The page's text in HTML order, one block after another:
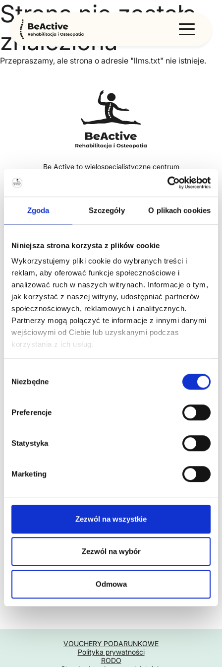
Zgoda Szczegóły O plikach cookies
Niniejsza strona korzysta z plików cookie
Wykorzystujemy pliki cookie do wybranych treści i
reklam, aby oferować funkcje społecznościowe i
analizować ruch w naszych witrynach. Informacje o tym,
jak korzystać z naszej witryny, udostępniać partnerów
społecznościowych, reklamowych i analitycznych.
Partnerzy mogą połączyć te informacje z innymi danymi
wejściowymi od Ciebie lub uzyskanymi podczas
korzystania z ich usług.
zgody
Niezbędne
Preferencje
Statystyka
Marketing
Zezwól na wszystkie
Zezwól na wybór
Odmowa
Strona nie została
znaleziona
Przepraszamy, ale strona o adresie "llms.txt" nie istnieje.
Be Active to wielospecjalistyczne centrum
rehabilitacji, osteopatii i terapii w Krakowie.
Pracujemy z dorosłymi, młodzieżą, dziećmi i
niemowlętami, łącząc szeroką wiedzę zespołu z
do pacjenta.
Oferujemy m.in. rehabilitację, osteopatię,
fizjoterapię specjalistyczną, masaże, terapię
wspierające zdrowy ruch.
NIP: 735-267-89-92
REGON: 122642824
beactive@rehabilitacja-beactive.pl
Centrum Rehabilitacji i Osteopatii
ul. Zachodnia 27, 30-350 Kraków - Ruczaj
Umów wizytę
ul. Wielicka 76, 30-552 Kraków - Podgórze
51 1050 1445 1000 0091 0262 7537
terminal płatniczy.
Nasi specjaliści w Be Active przyjmują:
07:00 – 21:00
07:00 – 14:00
VOUCHERY PODARUNKOWE
Polityka prywatności
RODO